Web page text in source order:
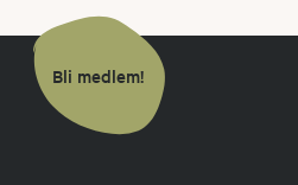
Bli medlem!